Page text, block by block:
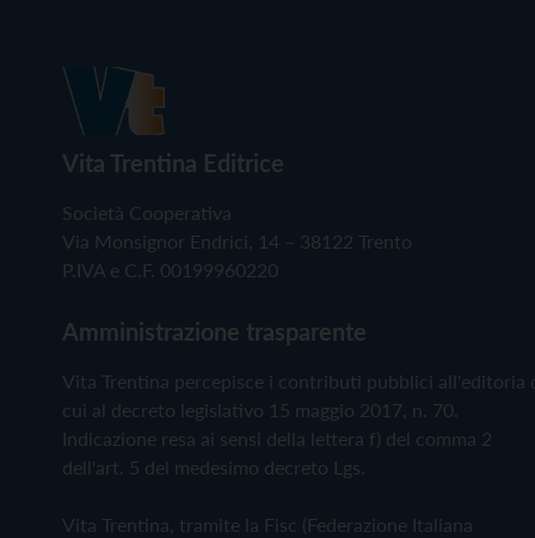
Vita Trentina Editrice
Società Cooperativa
Via Monsignor Endrici, 14 – 38122 Trento
P.IVA e C.F. 00199960220
Amministrazione trasparente
Vita Trentina percepisce i contributi pubblici all'editoria
cui al decreto legislativo 15 maggio 2017, n. 70.
Indicazione resa ai sensi della lettera f) del comma 2
dell'art. 5 del medesimo decreto Lgs.
Vita Trentina, tramite la Fisc (Federazione Italiana